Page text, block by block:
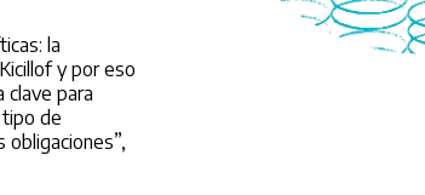
la
y por eso
clave para
de